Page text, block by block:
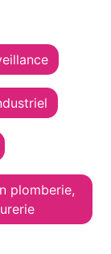
plomberie,